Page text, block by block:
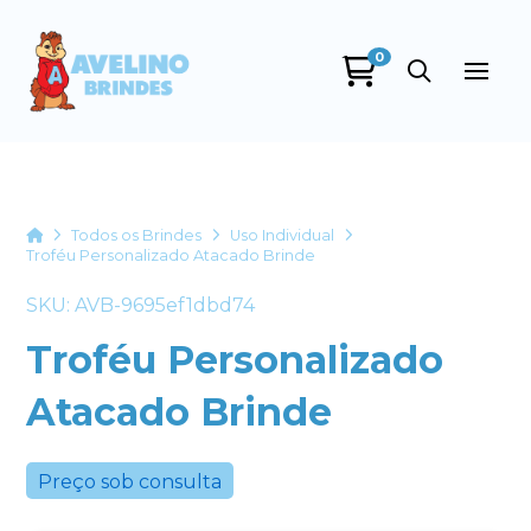
0
HomeTodos os Brindes
Uso Individual
Troféu Personalizado Atacado Brinde
SKU: AVB-9695ef1dbd74
Troféu Personalizado
Atacado Brinde
Preço sob consulta
+55